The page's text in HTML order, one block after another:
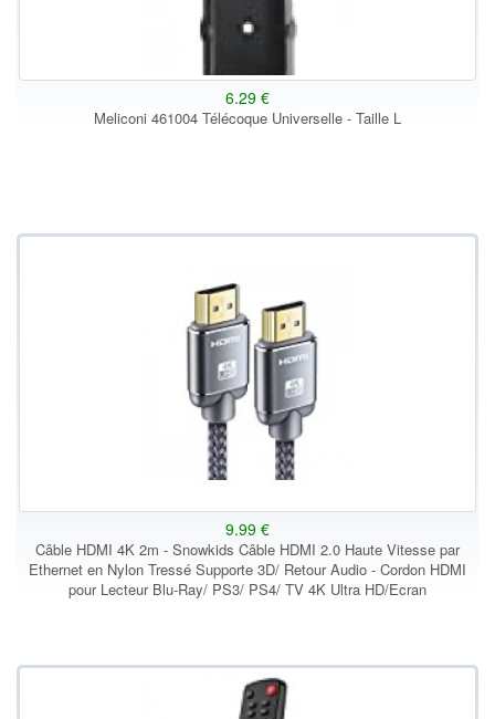
6.29 €
Meliconi 461004 Télécoque Universelle - Taille L
9.99 €
Câble HDMI 4K 2m - Snowkids Câble HDMI 2.0 Haute Vitesse par
Ethernet en Nylon Tressé Supporte 3D/ Retour Audio - Cordon HDMI
pour Lecteur Blu-Ray/ PS3/ PS4/ TV 4K Ultra HD/Ecran